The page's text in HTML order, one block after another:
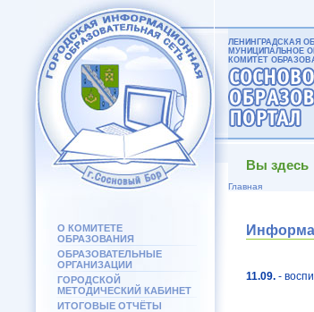
О КОМИТЕТЕ
ОБРАЗОВАНИЯ
ОБРАЗОВАТЕЛЬНЫЕ
ОРГАНИЗАЦИИ
ГОРОДСКОЙ
МЕТОДИЧЕСКИЙ КАБИНЕТ
ИТОГОВЫЕ ОТЧЁТЫ
ЛЕНИНГРАДСКАЯ
МУНИЦИПАЛЬНОЕ
КОМИТЕТ
Вы здесь
Главная
11.09. -